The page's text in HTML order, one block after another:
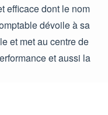
efficace dont le nom
dévoile à sa
et met au centre de
et aussi la